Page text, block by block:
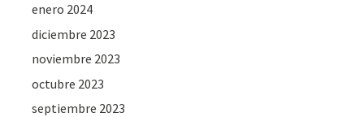
enero 2024
diciembre 2023
noviembre 2023
octubre 2023
septiembre 2023